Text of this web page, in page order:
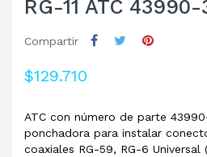
RG-11 ATC 43990-
Compartir
$129.710
ATC con número de parte
ponchadora para instalar
coaxiales RG-59, RG-6 Universal